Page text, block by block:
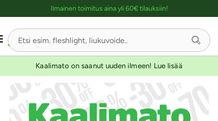
Ilmainen toimitus aina yli 60€ tilauksiin!
Kaalimato on saanut uuden ilmeen! Lue lisää